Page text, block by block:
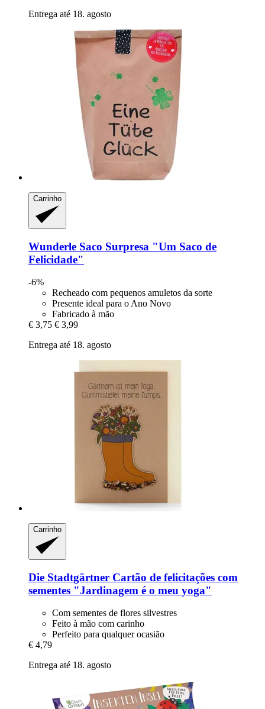
Entrega até 18. agosto
Carrinho
Wunderle Saco Surpresa "Um Saco de
Felicidade"
-6%
Recheado com pequenos amuletos da sorte
Presente ideal para o Ano Novo
Fabricado à mão
€ 3,75 € 3,99
Entrega até 18. agosto
Carrinho
Die Stadtgärtner Cartão de felicitações com
sementes "Jardinagem é o meu yoga"
Com sementes de flores silvestres
Feito à mão com carinho
Perfeito para qualquer ocasião
€ 4,79
Entrega até 18. agosto